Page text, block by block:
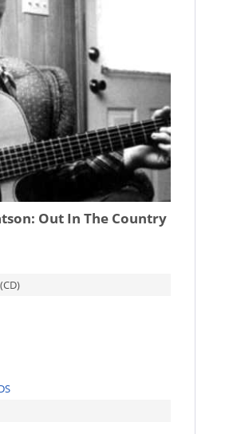
Out In The Country